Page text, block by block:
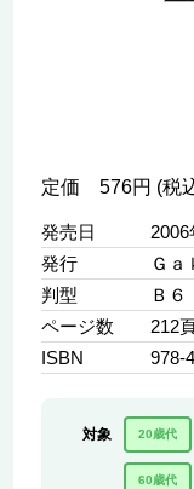
定価 576円 (税
発売日
2006
発行
Ｇａ
判型
Ｂ６
ページ数
212
ISBN
978-
対象 20歳代
60歳代